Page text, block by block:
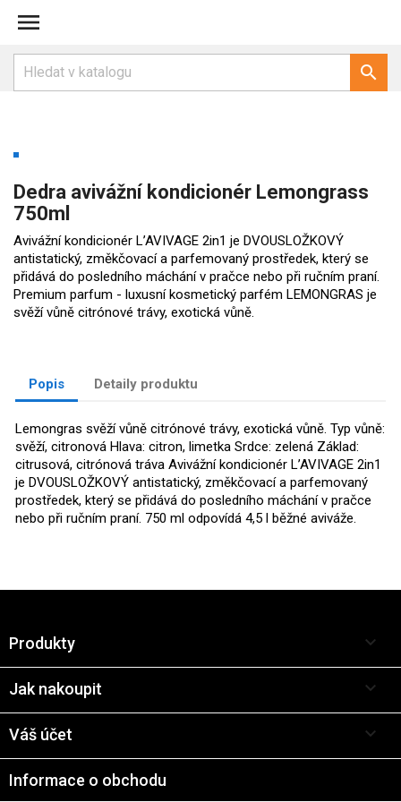


Dedra avivážní kondicionér Lemongrass
750ml
Avivážní kondicionér L’AVIVAGE 2in1 je DVOUSLOŽKOVÝ
antistatický, změkčovací a parfemovaný prostředek, který se
přidává do posledního máchání v pračce nebo při ručním praní.
Premium parfum - luxusní kosmetický parfém LEMONGRAS je
svěží vůně citrónové trávy, exotická vůně.
Popis Detaily produktu
Lemongras svěží vůně citrónové trávy, exotická vůně. Typ vůně:
svěží, citronová Hlava: citron, limetka Srdce: zelená Základ:
citrusová, citrónová tráva Avivážní kondicionér L’AVIVAGE 2in1
je DVOUSLOŽKOVÝ antistatický, změkčovací a parfemovaný
prostředek, který se přidává do posledního máchání v pračce
nebo při ručním praní. 750 ml odpovídá 4,5 l běžné aviváže.
Produkty 
Jak nakoupit 
Váš účet 
Informace o obchodu